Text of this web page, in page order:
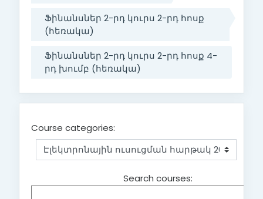
Ֆինանսներ 2-րդ կուրս 2-րդ հոսք
(հեռակա)
Ֆինանսներ 2-րդ կուրս 2-րդ հոսք 4-
րդ խումբ (հեռակա)
Course categories: